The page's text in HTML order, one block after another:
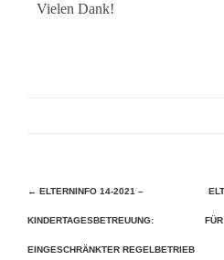
Vielen Dank!
Beitragsnavigation
← ELTERNINFO 14-2021 –
KINDERTAGESBETREUUNG:
EINGESCHRÄNKTER REGELBETRIEB